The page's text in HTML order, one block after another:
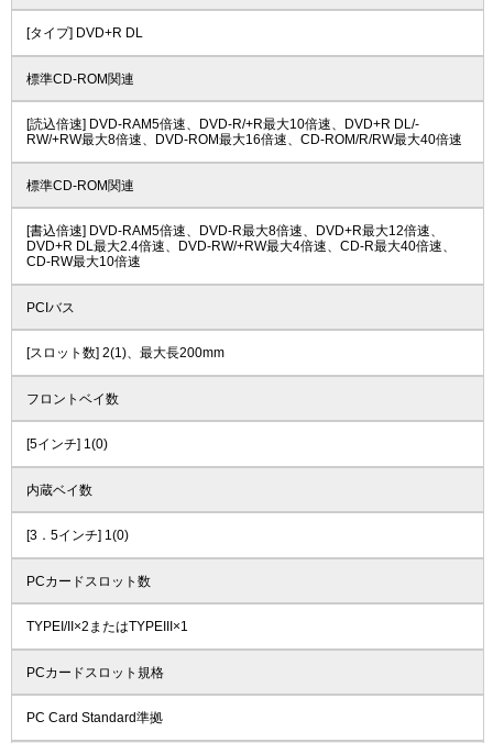
[タイプ] DVD+R DL
標準CD-ROM関連
[読込倍速] DVD-RAM5倍速、DVD-R/+R最大10倍速、DVD+R DL/-
RW/+RW最大8倍速、DVD-ROM最大16倍速、CD-ROM/R/RW最大40倍速
標準CD-ROM関連
[書込倍速] DVD-RAM5倍速、DVD-R最大8倍速、DVD+R最大12倍速、
DVD+R DL最大2.4倍速、DVD-RW/+RW最大4倍速、CD-R最大40倍速、
CD-RW最大10倍速
PCIバス
[スロット数] 2(1)、最大長200mm
フロントベイ数
[5インチ] 1(0)
内蔵ベイ数
[3．5インチ] 1(0)
PCカードスロット数
TYPEI/II×2またはTYPEIII×1
PCカードスロット規格
PC Card Standard準拠